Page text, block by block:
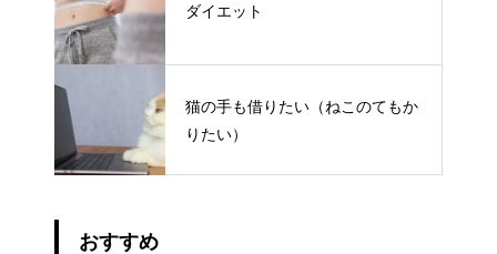
ダイエット
猫の手も借りたい（ねこのてもか
りたい）
おすすめ